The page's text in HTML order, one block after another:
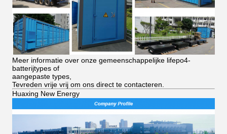
Meer informatie over onze gemeenschappelijke lifepo4-
batterijtypes of
aangepaste types,
Tevreden vrije vrij om ons direct te contacteren.
Huaxing New Energy